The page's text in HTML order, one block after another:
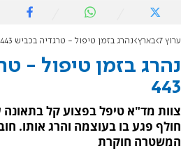
ערוץ 7 בארץ נהרג בזמן טיפול - טרגדיה בכביש 443
נהרג בזמן טיפול -
443
צוות מד"א טיפל בפצוע קל
חולף פגע בו בעוצמה והרג אותו.
המשטרה חוקרת